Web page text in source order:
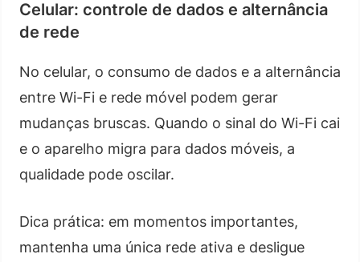
Celular: controle de dados e alternância
de rede
No celular, o consumo de dados e a alternância
entre Wi-Fi e rede móvel podem gerar
mudanças bruscas. Quando o sinal do Wi-Fi cai
e o aparelho migra para dados móveis, a
qualidade pode oscilar.
Dica prática: em momentos importantes,
mantenha uma única rede ativa e desligue